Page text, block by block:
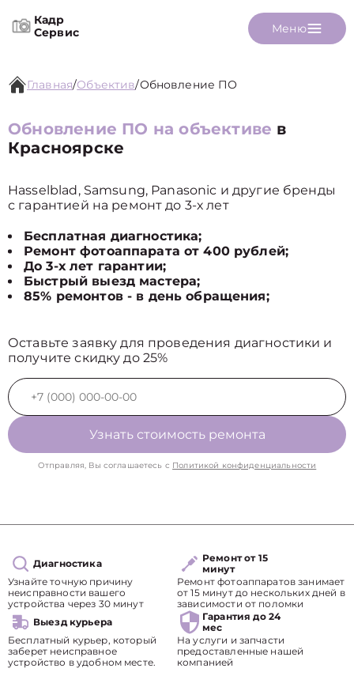
Кадр
Сервис
Меню
Главная/Объектив/Обновление ПО
Обновление ПО на объективе в
Красноярске
Hasselblad, Samsung, Panasonic и другие бренды
с гарантией на ремонт до 3-х лет
Бесплатная диагностика;
Ремонт фотоаппарата от 400 рублей;
До 3-х лет гарантии;
Быстрый выезд мастера;
85% ремонтов - в день обращения;
Оставьте заявку для проведения диагностики и
получите скидку до 25%
Узнать стоимость ремонта
Отправляя, Вы соглашаетесь с Политикой конфиденциальности
Диагностика
Узнайте точную причину
неисправности вашего
устройства через 30 минут
Ремонт от 15
минут
Ремонт фотоаппаратов занимает
от 15 минут до нескольких дней в
зависимости от поломки
Выезд курьера
Бесплатный курьер, который
заберет неисправное
устройство в удобном месте.
Гарантия до 24
мес
На услуги и запчасти
предоставленные нашей
компанией